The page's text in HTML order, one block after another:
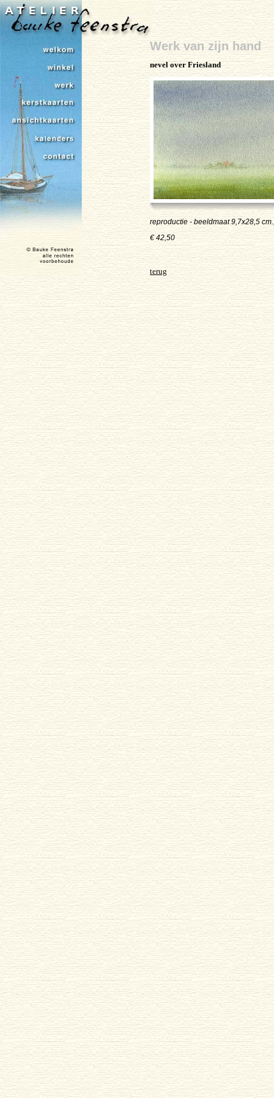
Werk van zijn hand
nevel over Friesland
reproductie - beeldmaat 9,7x28,5
€ 42,50
terug